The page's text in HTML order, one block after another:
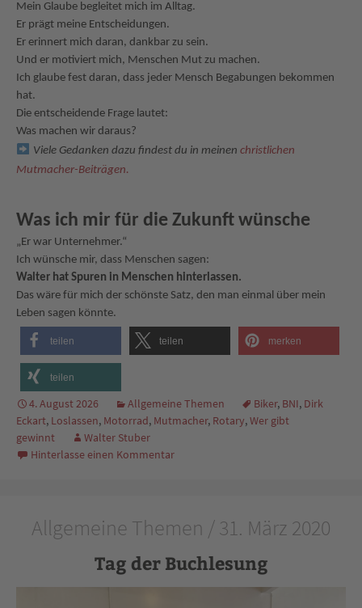
Mein Glaube begleitet mich im Alltag.
Er prägt meine Entscheidungen.
Er erinnert mich daran, dankbar zu sein.
Und er motiviert mich, Menschen Mut zu machen.
Ich glaube fest daran, dass jeder Mensch Begabungen bekommen
hat.
Die entscheidende Frage lautet:
Was machen wir daraus?
Viele Gedanken dazu findest du in meinen christlichen
Mutmacher-Beiträgen.
Was ich mir für die Zukunft wünsche
„Er war Unternehmer.“
Ich wünsche mir, dass Menschen sagen:
Walter hat Spuren in Menschen hinterlassen.
Das wäre für mich der schönste Satz, den man einmal über mein
Leben sagen könnte.
teilen teilen merken
teilen
4. August 2026 Allgemeine Themen Biker, BNI, Dirk
Eckart, Loslassen, Motorrad, Mutmacher, Rotary,Wer gibt
gewinnt
Walter Stuber
Hinterlasse einen Kommentar
Allgemeine Themen / 31. März 2020
Tag der Buchlesung